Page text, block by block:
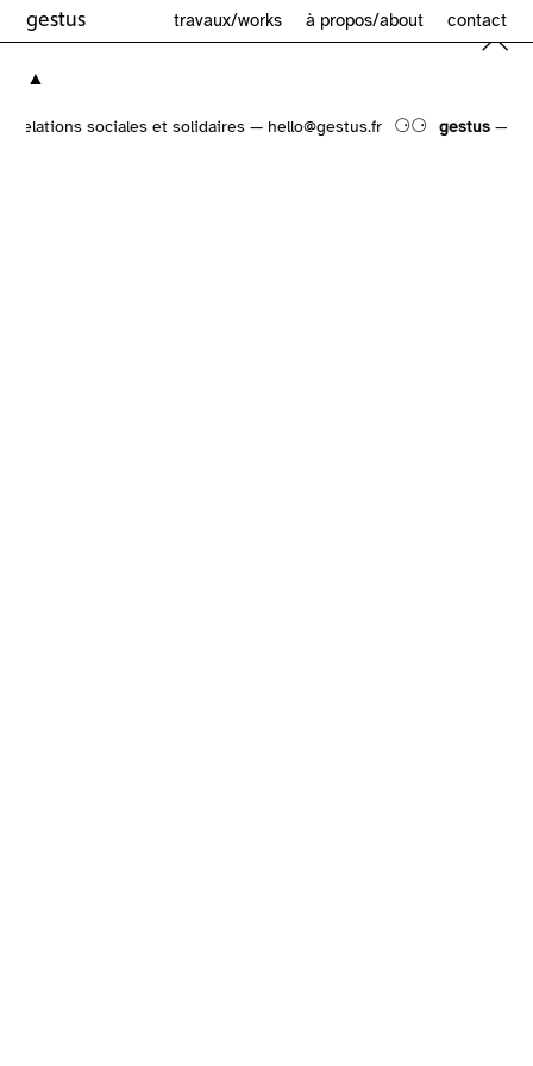
travaux/works à propos/about contact
gestus
▲
sociales et solidaires — hello@gestus.fr ⚆⚆ gestus—